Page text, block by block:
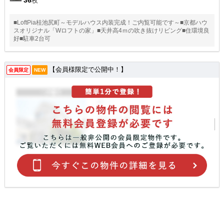
■LoftPia桂池尻町～モデルハウス内装完成！ご内覧可能です～■京都ハウ
スオリジナル「Wロフトの家」■天井高4ｍの吹き抜けリビング■住環境良
好■駐車2台可
会員限定 NEW 【会員様限定で公開中！】